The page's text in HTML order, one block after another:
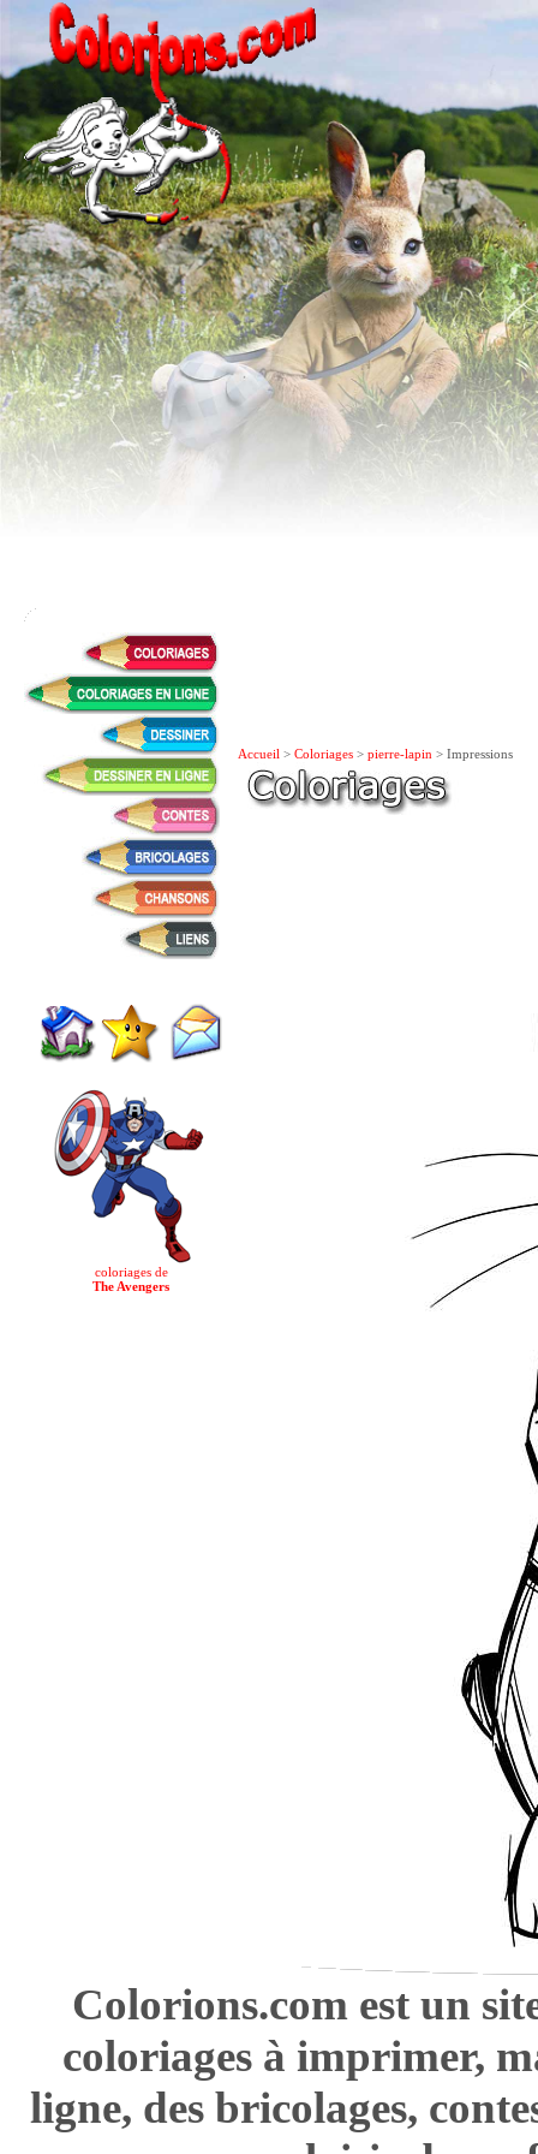
coloriages de
The Avengers
Accueil > Coloriages > pierre-lapin > Impressions
Colorions.com est un
coloriages à imprimer,
ligne, des bricolages,